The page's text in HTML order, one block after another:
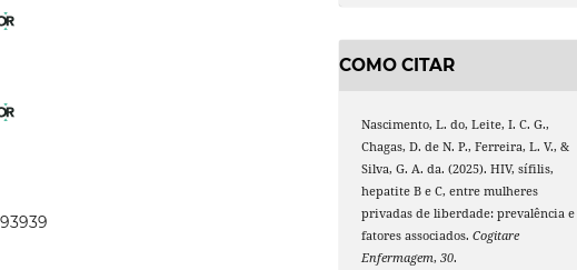
COMO CITAR
Nascimento, L. do, Leite, I. C. G.,
Chagas, D. de N. P., Ferreira, L. V., &
Silva, G. A. da. (2025). HIV, sífilis,
hepatite B e C, entre mulheres
privadas de liberdade: prevalência e
fatores associados.Cogitare
Enfermagem,30.